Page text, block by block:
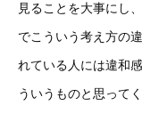
見ることを大事にし
でこういう考え方の
れている人には違和
ういうものと思ってく